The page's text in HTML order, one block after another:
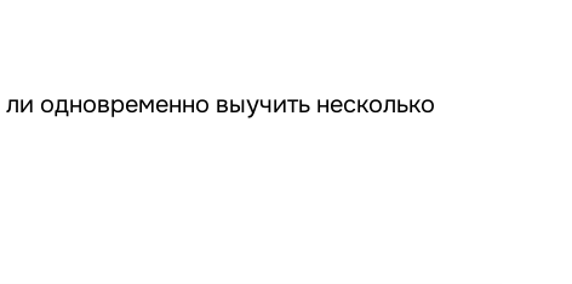
одновременно выучить несколько